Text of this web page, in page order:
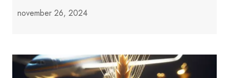
november 26, 2024